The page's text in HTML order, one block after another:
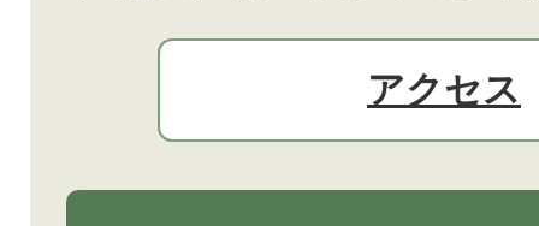
アクセス